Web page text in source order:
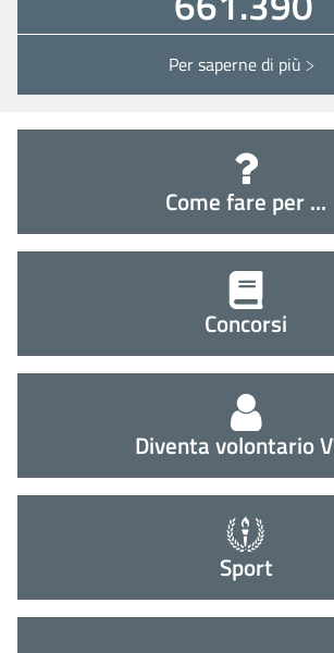
Per saperne di più
Interventi
Come fare per ...
Concorsi
Diventa volontario
Sport